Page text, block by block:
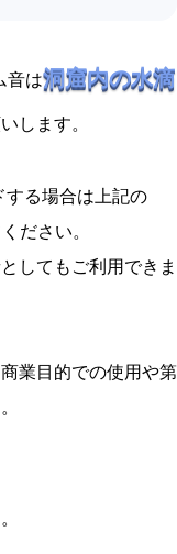
音は洞窟内の水滴
します。
る場合は上記の
ださい。
してもご利用できま
業目的での使用や第